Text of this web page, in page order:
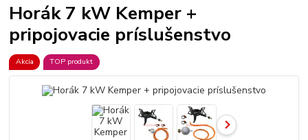
Horák 7 kW Kemper +
pripojovacie príslušenstvo
Akcia TOP produkt